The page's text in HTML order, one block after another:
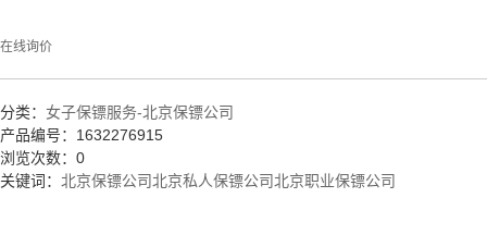
在线询价
分类： 女子保镖服务-北京保镖公司
产品编号：1632276915
浏览次数：0
关键词： 北京保镖公司北京私人保镖公司北京职业保镖公司